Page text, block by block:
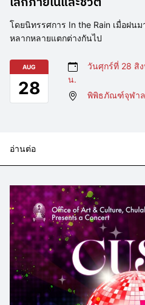
โดยนิทรรศการ In the Rain เมื่อฝน
หลากหลายแตกต่างกันไป
AUG
28
วันศุกร์ที่ 28 สิ
น.
พิพิธภัณฑ์จุฬาล
อ่านต่อ